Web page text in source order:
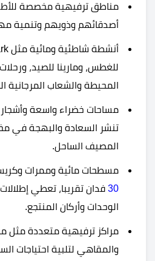
مناطق ترفيهية مخصصة
أصدقائهم وذويهم وتنمية
للغطس، ومارينا للصيد،
المحيطة والشعاب المرجانية
مساحات خضراء واسعة وأشجار
تنشر السعادة والبهجة في
المصيف الساحل.
مسطحات مائية وممرات
30 فدان تقريبا، تعطي
الوحدات وأركان المنتجع.
مراكز ترفيهية متعددة مثل
والمقاهي لتلبية احتياجات